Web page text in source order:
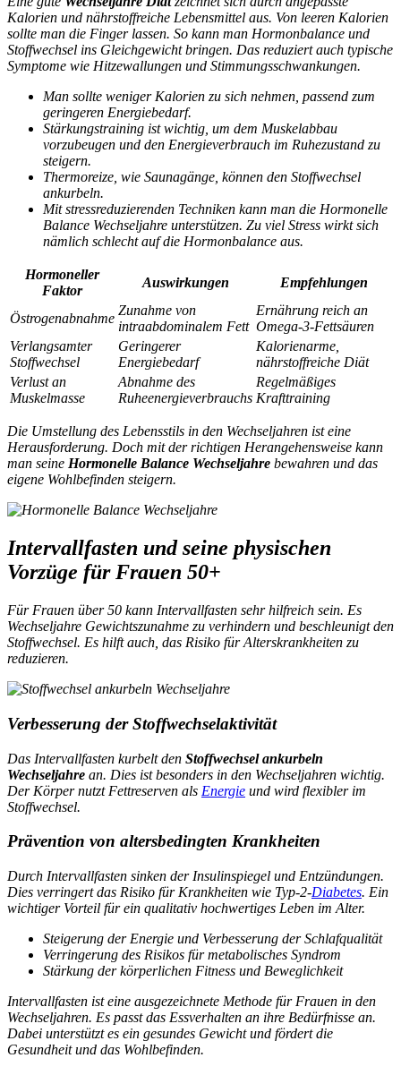
Kalorien und nährstoffreiche Lebensmittel aus. Von leeren Kalorien
sollte man die Finger lassen. So kann man Hormonbalance und
Stoffwechsel ins Gleichgewicht bringen. Das reduziert auch typische
Symptome wie Hitzewallungen und Stimmungsschwankungen.
Man sollte weniger Kalorien zu sich nehmen, passend zum
geringeren Energiebedarf.
Stärkungstraining ist wichtig, um dem Muskelabbau
vorzubeugen und den Energieverbrauch im Ruhezustand zu
steigern.
Thermoreize, wie Saunagänge, können den Stoffwechsel
ankurbeln.
Mit stressreduzierenden Techniken kann man die Hormonelle
Balance Wechseljahre unterstützen. Zu viel Stress wirkt sich
nämlich schlecht auf die Hormonbalance aus.
Hormoneller
Faktor
Auswirkungen Empfehlungen
Östrogenabnahme
Zunahme von
intraabdominalem Fett
Ernährung reich an
Omega-3-Fettsäuren
Verlangsamter
Stoffwechsel
Geringerer
Energiebedarf
Kalorienarme,
nährstoffreiche Diät
Verlust an
Muskelmasse
Abnahme des
Ruheenergieverbrauchs
Regelmäßiges
Krafttraining
Die Umstellung des Lebensstils in den Wechseljahren ist eine
Herausforderung. Doch mit der richtigen Herangehensweise kann
man seine Hormonelle Balance Wechseljahre bewahren und das
eigene Wohlbefinden steigern.
Intervallfasten und seine physischen
Vorzüge für Frauen 50+
Für Frauen über 50 kann Intervallfasten sehr hilfreich sein. Es
Wechseljahre Gewichtszunahme zu verhindern und beschleunigt den
Stoffwechsel. Es hilft auch, das Risiko für Alterskrankheiten zu
reduzieren.
Verbesserung der Stoffwechselaktivität
Das Intervallfasten kurbelt den Stoffwechsel ankurbeln
Wechseljahre an. Dies ist besonders in den Wechseljahren wichtig.
Der Körper nutzt Fettreserven als Energie und wird flexibler im
Stoffwechsel.
Prävention von altersbedingten Krankheiten
Durch Intervallfasten sinken der Insulinspiegel und Entzündungen.
Dies verringert das Risiko für Krankheiten wie Typ-2-Diabetes. Ein
wichtiger Vorteil für ein qualitativ hochwertiges Leben im Alter.
Steigerung der Energie und Verbesserung der Schlafqualität
Verringerung des Risikos für metabolisches Syndrom
Stärkung der körperlichen Fitness und Beweglichkeit
Intervallfasten ist eine ausgezeichnete Methode für Frauen in den
Wechseljahren. Es passt das Essverhalten an ihre Bedürfnisse an.
Dabei unterstützt es ein gesundes Gewicht und fördert die
Gesundheit und das Wohlbefinden.